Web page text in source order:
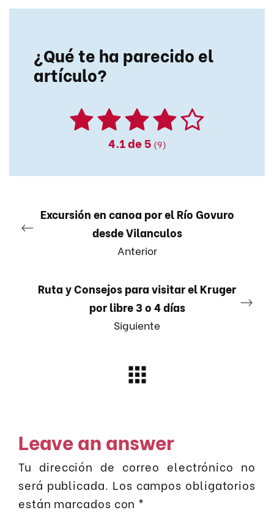
¿Qué te ha parecido el
artículo?
4.1de 5 (9)
Excursión en canoa por el Río Govuro
desde Vilanculos
Anterior
Ruta y Consejos para visitar el Kruger
por libre 3 o 4 días
Siguiente
Leave an answer
Tu dirección de correo electrónico no
será publicada. Los campos obligatorios
están marcados con *